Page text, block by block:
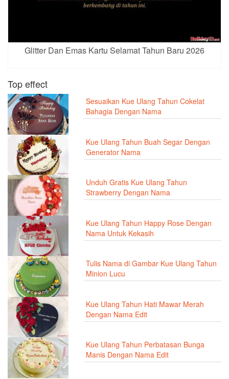
Glitter Dan Emas Kartu Selamat Tahun Baru 2026
Top effect
Sesuaikan Kue Ulang Tahun Cokelat
Bahagia Dengan Nama
Kue Ulang Tahun Buah Segar Dengan
Generator Nama
Unduh Gratis Kue Ulang Tahun
Strawberry Dengan Nama
Kue Ulang Tahun Happy Rose Dengan
Nama Untuk Kekasih
Tulis Nama di Gambar Kue Ulang Tahun
Minion Lucu
Kue Ulang Tahun Hati Mawar Merah
Dengan Nama Edit
Kue Ulang Tahun Perbatasan Bunga
Manis Dengan Nama Edit